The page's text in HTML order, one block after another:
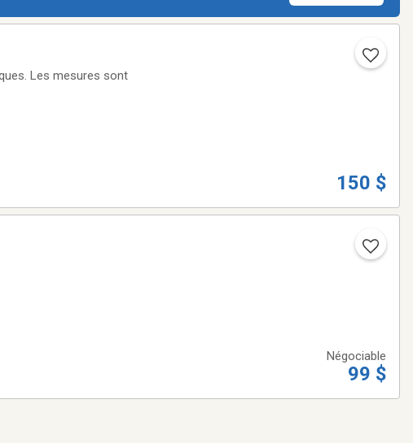
Les mesures sont
150 $
Négociable
99 $